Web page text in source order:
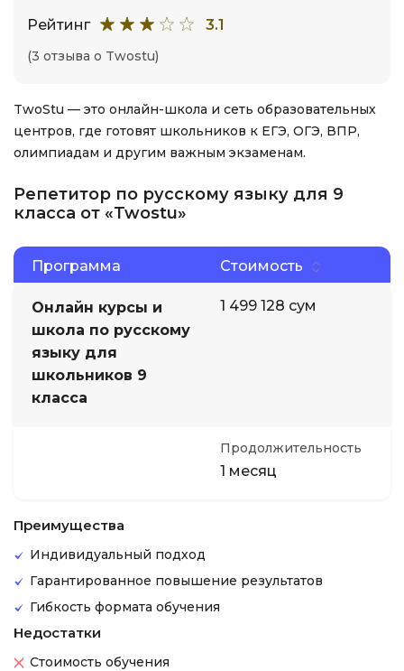
Рейтинг 3.1
(3 отзыва о Twostu)
TwoStu — это онлайн-школа и сеть образовательных
центров, где готовят школьников к ЕГЭ, ОГЭ, ВПР,
олимпиадам и другим важным экзаменам.
Репетитор по русскому языку для 9
класса от «Twostu»
Программа Стоимость
Онлайн курсы и
школа по русскому
языку для
школьников 9
класса
1 499 128 сум
Продолжительность
1 месяц
Преимущества
Индивидуальный подход
Гарантированное повышение результатов
Гибкость формата обучения
Недостатки
Стоимость обучения